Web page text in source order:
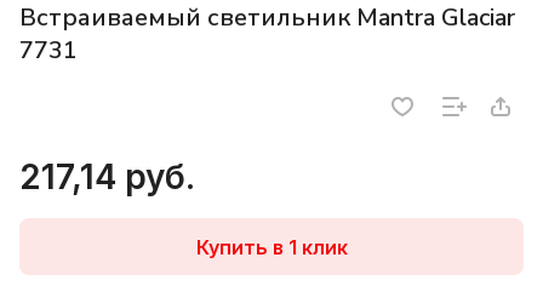
Встраиваемый светильник Mantra Glaciar
7731
217,14 руб.
Купить в 1 клик